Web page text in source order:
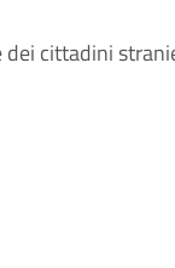
cittadini